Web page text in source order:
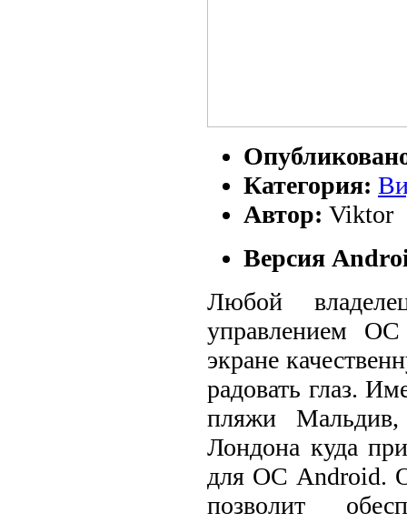
Категория:
Автор: Viktor
Версия
Любой
управлением
экране
радовать глаз.
пляжи
Лондона куда
для ОС Android.
позволит